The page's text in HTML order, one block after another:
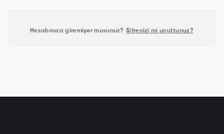
Hesabınıza giremiyor musunuz? Şifrenizi mi unuttunuz?